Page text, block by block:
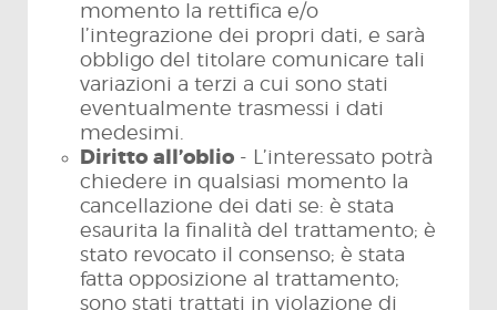
momento la rettifica e/o
l’integrazione dei propri dati, e sarà
obbligo del titolare comunicare tali
variazioni a terzi a cui sono stati
eventualmente trasmessi i dati
medesimi.
Diritto all’oblio - L’interessato potrà
chiedere in qualsiasi momento la
cancellazione dei dati se: è stata
esaurita la finalità del trattamento; è
stato revocato il consenso; è stata
fatta opposizione al trattamento;
sono stati trattati in violazione di